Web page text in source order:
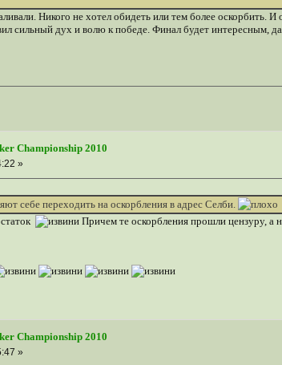
Никого не хотел обидеть или тем более оскорбить.
сильный дух и волю к победе. Финал будет интересным,
Championship 2010
»
себе переходить на оскорбления в адрес Селби.
Причем те оскорбления прошли цензуру, а
Championship 2010
»